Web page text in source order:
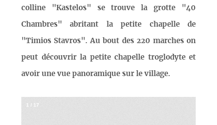
colline "Kastelos" se trouve la grotte "40
Chambres" abritant la petite chapelle de
"Timios Stavros". Au bout des 220 marches on
peut découvrir la petite chapelle troglodyte et
avoir une vue panoramique sur le village.
1 / 17